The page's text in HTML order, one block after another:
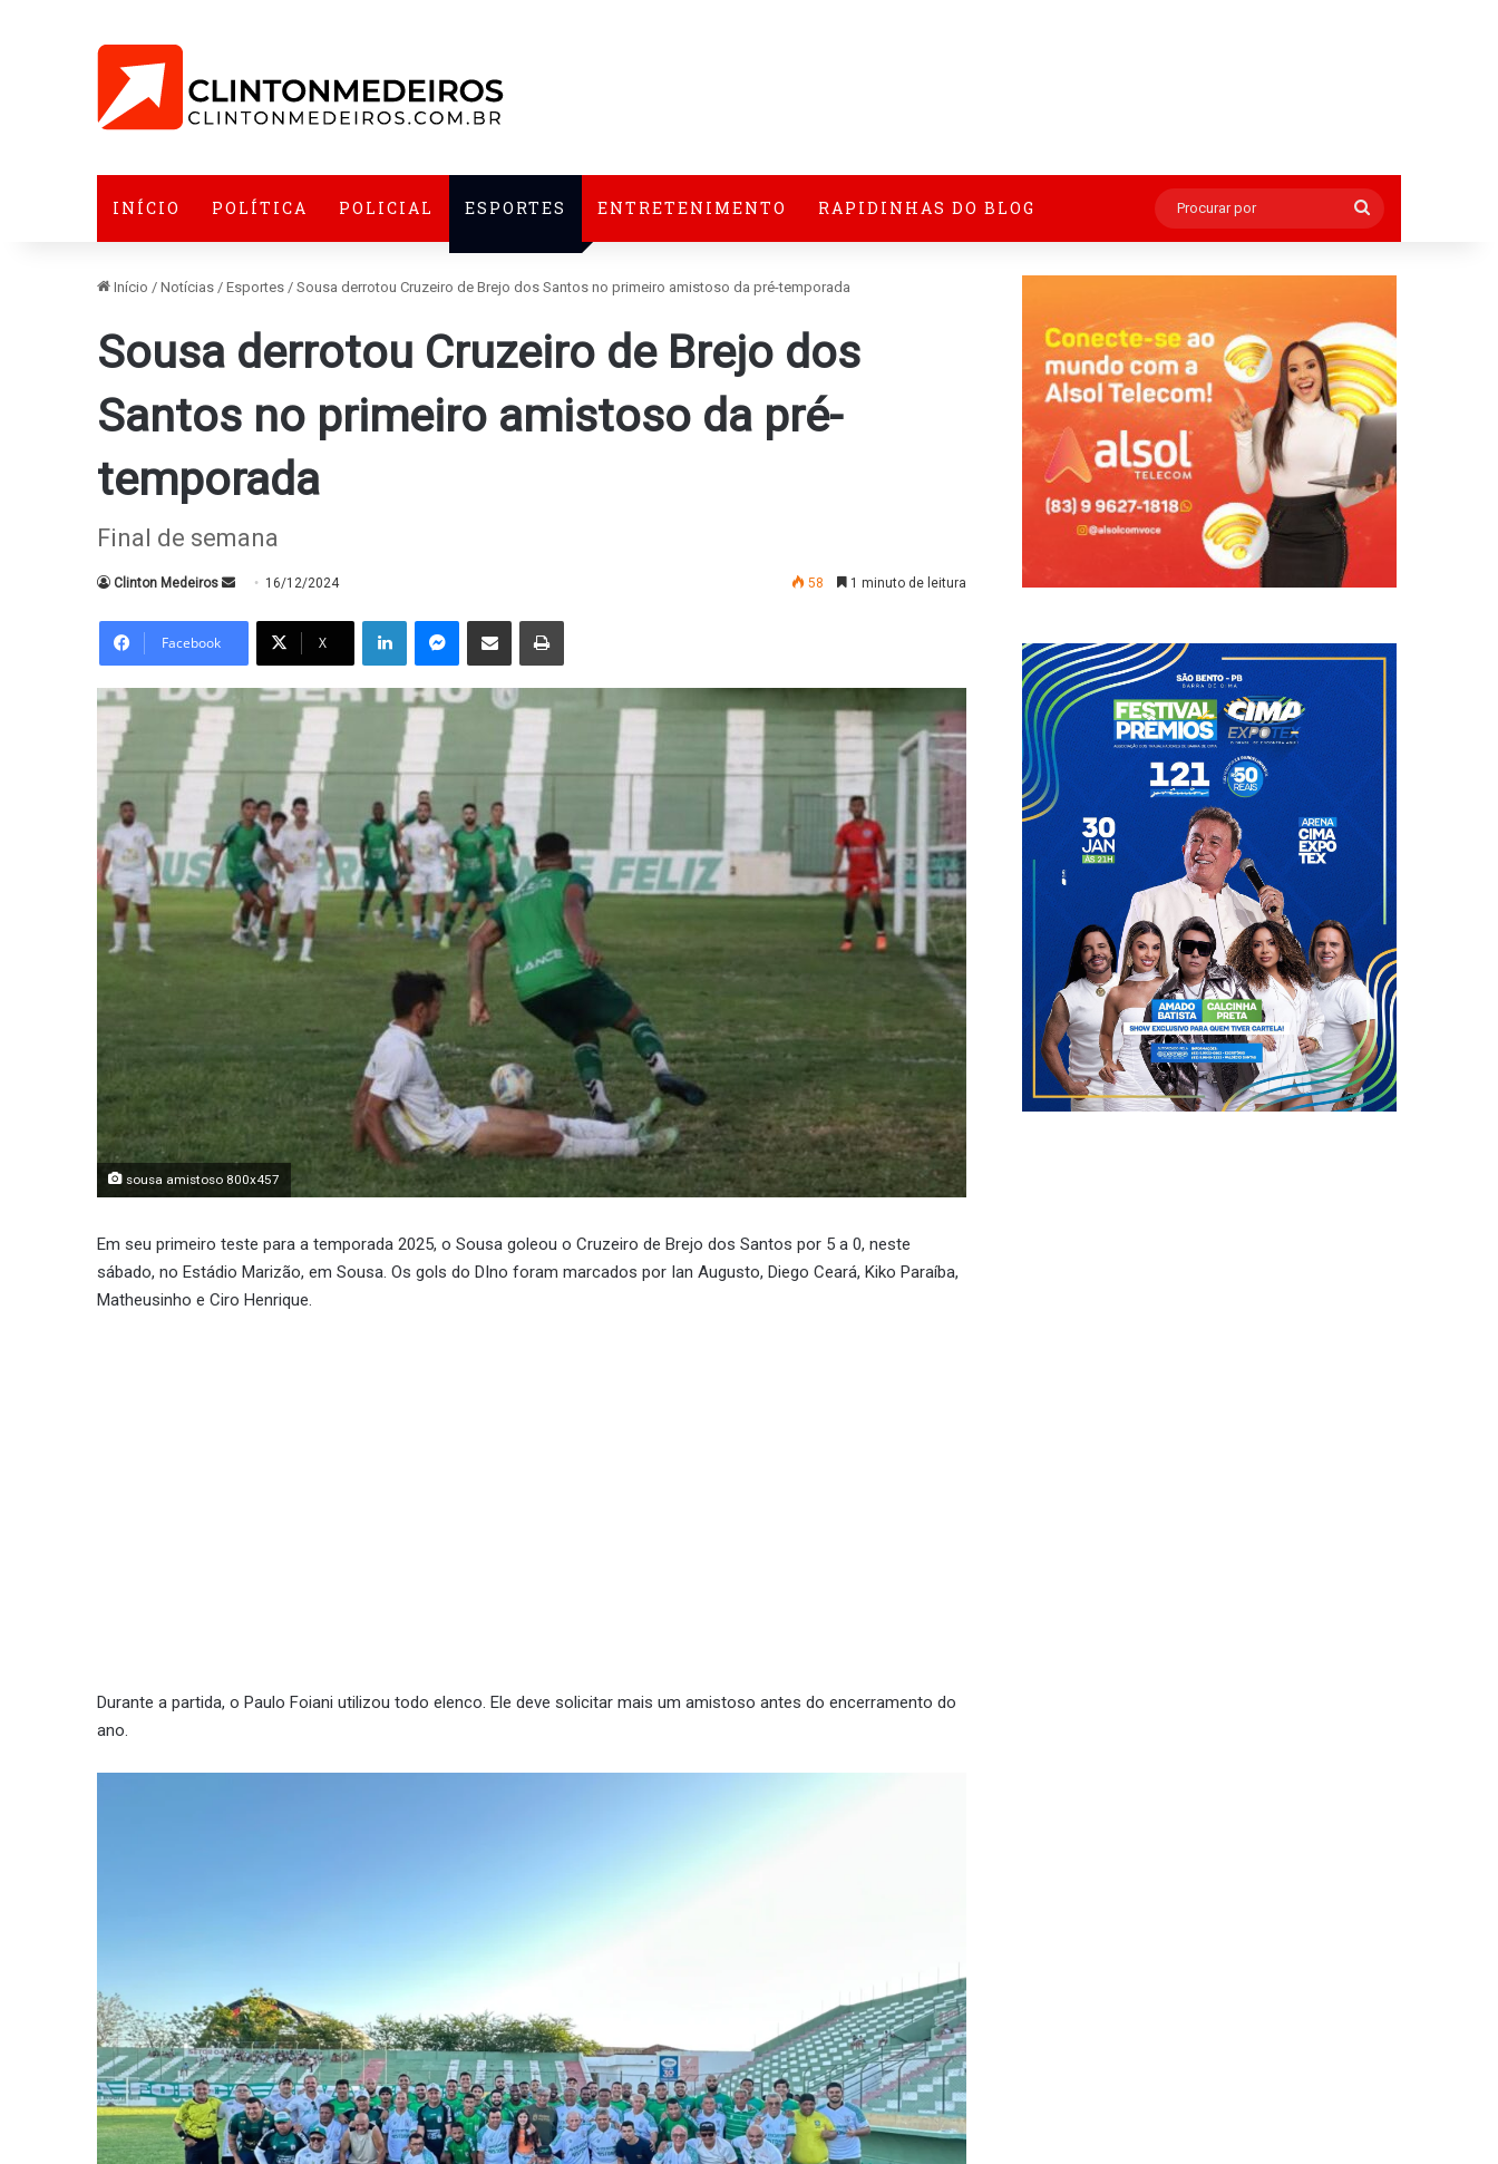
INÍCIO POLÍTICA POLICIAL ESPORTES ENTRETENIMENTO RAPIDINHAS DO BLOG
Procurar
por
Início / Notícias / Esportes / Sousa derrotou Cruzeiro de Brejo dos Santos no primeiro amistoso da pré-temporada
Sousa derrotou Cruzeiro de Brejo dos
Santos no primeiro amistoso da pré-
temporada
Final de semana
Clinton Medeiros
Mande
mail
16/12/2024 58 1 minuto de leitura
Facebook X
LinkedinMessenger
Compartilhar via e-mail Imprimir
sousa amistoso 800x457
Em seu primeiro teste para a temporada 2025, o Sousa goleou o Cruzeiro de Brejo dos Santos por 5 a 0, neste
sábado, no Estádio Marizão, em Sousa. Os gols do DIno foram marcados por Ian Augusto, Diego Ceará, Kiko Paraíba,
Matheusinho e Ciro Henrique.
Durante a partida, o Paulo Foiani utilizou todo elenco. Ele deve solicitar mais um amistoso antes do encerramento do
ano.